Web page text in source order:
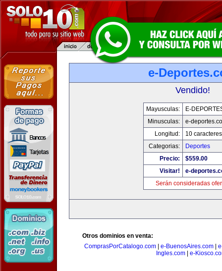
e-
Vendido!
Mayusculas:
E-
Minusculas:
e-
Longitud:
10 caracteres
Categorias:
Deportes
Precio:
$559.00
Visitar!
e-
Serán consideradas
Otros dominios en venta:
ComprasPorCatalogo.com| e-BuenosAires.com|
Ingles.com
e-